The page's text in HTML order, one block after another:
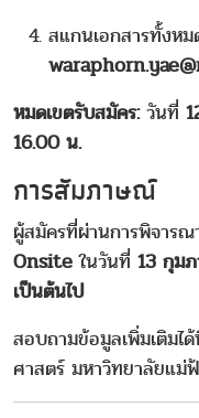
สแกนเอกสารทั้งหม
หมดเขตรับสมัคร:วันที่
16.00 น.
การสัมภาษณ์
ผู้สมัครที่ผ่านการพิจาร
Onsiteในวันที่ 13 กุม
เป็นต้นไป
สอบถามข้อมูลเพิ่มเติมไ
ศาสตร์ มหาวิทยาลัยแม่